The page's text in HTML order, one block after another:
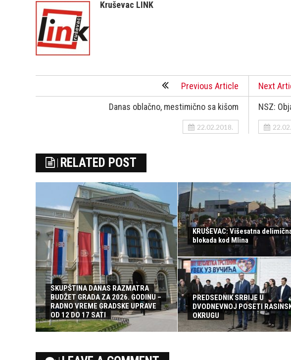
Kruševac LINK
Previous Article
Danas oblačno, mestimično sa kišom
22.02.2018.
Next
NSZ:
RELATED POST
SKUPŠTINA DANAS RAZMATRA
BUDŽET GRADA ZA 2026. GODINU –
RADNO VREME GRADSKE UPRAVE
OD 12 DO 17 SATI
KRUŠEVAC: Višesatna
blokada kod Mlina
PREDSEDNIK SRBIJE U
DVODNEVNOJ POSETI
OKRUGU